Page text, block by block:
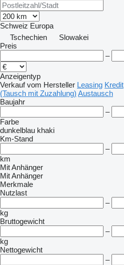
Schweiz Europa
Tschechien
Slowakei
Preis
–
Anzeigentyp
Verkauf vom Hersteller Leasing Kredit
(Tausch mit Zuzahlung) Austausch
Baujahr
–
Farbe
dunkelblau khaki
Km-Stand
–
km
Mit Anhänger
Mit Anhänger
Merkmale
Nutzlast
–
kg
Bruttogewicht
–
kg
Nettogewicht
–